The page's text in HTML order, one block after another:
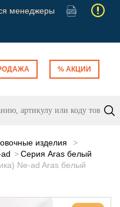
менеджеры
% АКЦИИ
изделия
Серия Aras белый
Ne-ad Aras белый